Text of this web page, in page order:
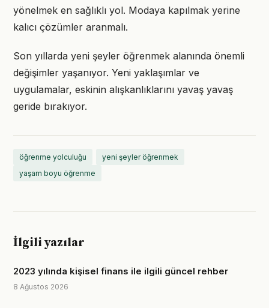
yönelmek en sağlıklı yol. Modaya kapılmak yerine
kalıcı çözümler aranmalı.
Son yıllarda yeni şeyler öğrenmek alanında önemli
değişimler yaşanıyor. Yeni yaklaşımlar ve
uygulamalar, eskinin alışkanlıklarını yavaş yavaş
geride bırakıyor.
öğrenme yolculuğu
yeni şeyler öğrenmek
yaşam boyu öğrenme
İlgili yazılar
2023 yılında kişisel finans ile ilgili güncel rehber
8 Ağustos 2026